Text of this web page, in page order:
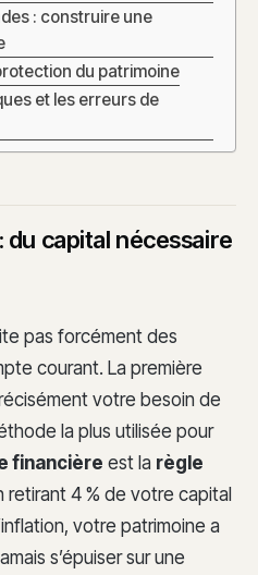
: construire une
du patrimoine
et les erreurs de
capital nécessaire
pas forcément des
courant. La première
votre besoin de
la plus utilisée pour
financière est la règle
retirant 4 % de votre capital
votre patrimoine a
s’épuiser sur une